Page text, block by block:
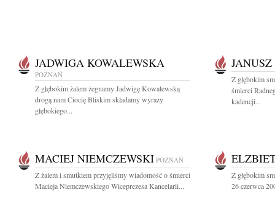
JADWIGA KOWALEWSKA
POZNAŃ
Z głębokim żalem żegnamy Jadwigę Kowalewską
drogą nam Ciocię Bliskim składamy wyrazy
głębokiego...
Z głębokim
śmierci
kadencji...
MACIEJ NIEMCZEWSKI POZNAŃ
Z żalem i smutkiem przyjęliśmy wiadomość o śmierci
Macieja Niemczewskiego Wiceprezesa Kancelarii...
Z głębokim
26 czerwca